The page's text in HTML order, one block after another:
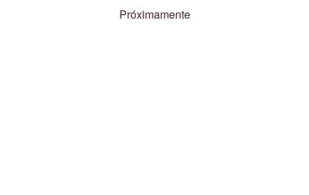
Próximamente